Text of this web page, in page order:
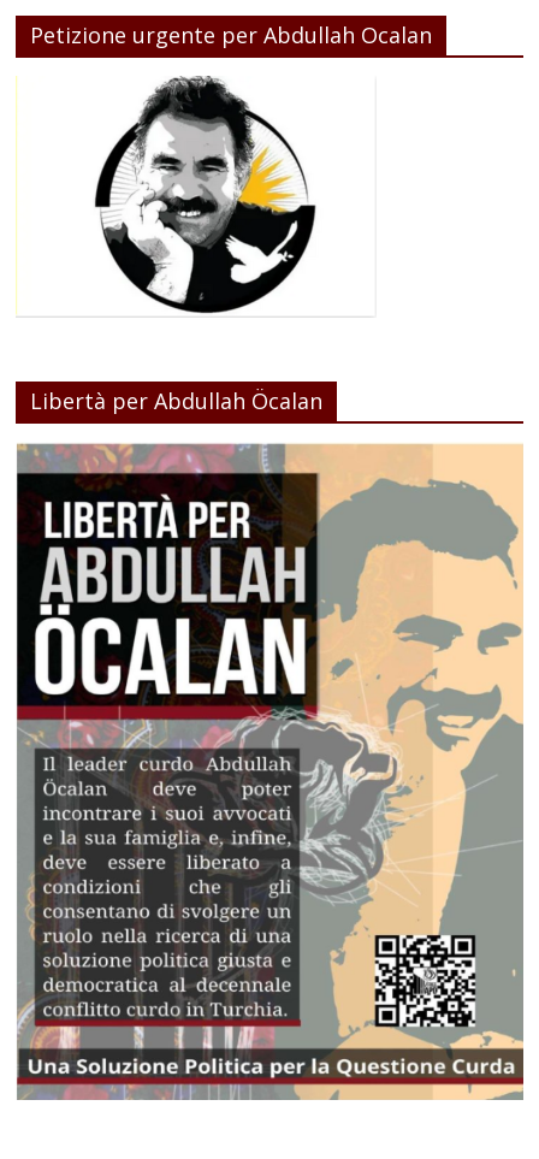
Petizione urgente per Abdullah Ocalan
Libertà per Abdullah Öcalan